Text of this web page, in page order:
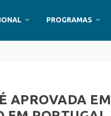
PROGRAMAS
APROVADA